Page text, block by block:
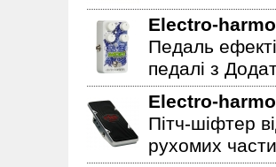
Electro-
Педаль
педалі з
Electro-
Пітч-шіфтер
рухомих